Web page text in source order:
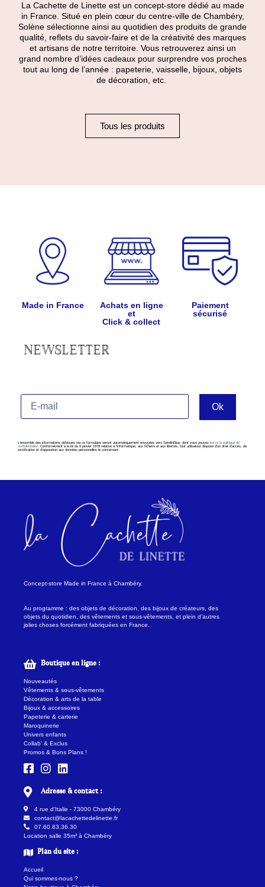
La Cachette de Linette est un concept-store dédié au made
in France. Situé en plein cœur du centre-ville de Chambéry,
Solène sélectionne ainsi au quotidien des produits de grande
qualité, reflets du savoir-faire et de la créativité des marques
et artisans de notre territoire. Vous retrouverez ainsi un
grand nombre d’idées cadeaux pour surprendre vos proches
tout au long de l’année : papeterie, vaisselle, bijoux, objets
de décoration, etc.
Tous les produits
Made in France
Achats en ligne
et
Click & collect
Paiement
sécurisé
NEWSLETTER
L’ensemble des informations obtenues via ce formulaire seront automatiquement envoyées vers SendinBlue, dont vous pouvez lire ici la politique de
confidentialité . Conformément à la loi du 6 janvier 1978 relative à l’informatique, aux fichiers et aux libertés, tout utilisateur dispose d’un droit d’accès, de
rectification et d’opposition aux données personnelles le concernant.
Concept-store Made in France à Chambéry.
Au programme : des objets de décoration, des bijoux de créateurs, des
objets du quotidien, des vêtements et sous-vêtements, et plein d’autres
jolies choses forcément fabriquées en France.
Boutique en ligne :
Nouveautés
Vêtements & sous-vêtements
Décoration & arts de la table
Bijoux & accessoires
Papeterie & carterie
Maroquinerie
Univers enfants
Collab' & Exclus
Promos & Bons Plans !
Adresse & contact :
4 rue d'Italie - 73000 Chambéry
contact@lacachettedelinette.fr
07.60.83.36.30
Location salle 35m² à Chambéry
Plan du site :
Accueil
Qui sommes-nous ?